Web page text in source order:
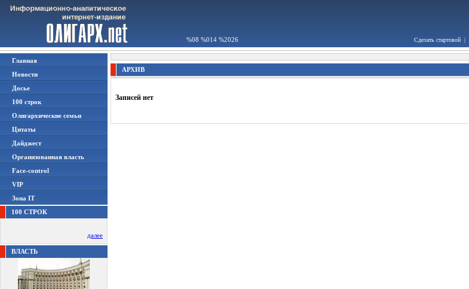
%08 %014 %2026 Сделать стартовой |
Главная
Новости
Досье
100 строк
Олигархические семьи
Цитаты
Дайджест
Организованная власть
Face-control
VIP
Зона IT
100 СТРОК
далее
ВЛАСТЬ
АРХИВ
Записей нет